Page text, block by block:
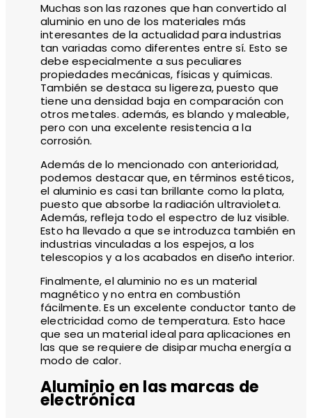
Muchas son las razones que han convertido al
aluminio en uno de los materiales más
interesantes de la actualidad para industrias
tan variadas como diferentes entre sí. Esto se
debe especialmente a sus peculiares
propiedades mecánicas, físicas y químicas.
También se destaca su ligereza, puesto que
tiene una densidad baja en comparación con
otros metales. además, es blando y maleable,
pero con una excelente resistencia a la
corrosión.
Además de lo mencionado con anterioridad,
podemos destacar que, en términos estéticos,
el aluminio es casi tan brillante como la plata,
puesto que absorbe la radiación ultravioleta.
Además, refleja todo el espectro de luz visible.
Esto ha llevado a que se introduzca también en
industrias vinculadas a los espejos, a los
telescopios y a los acabados en diseño interior.
Finalmente, el aluminio no es un material
magnético y no entra en combustión
fácilmente. Es un excelente conductor tanto de
electricidad como de temperatura. Esto hace
que sea un material ideal para aplicaciones en
las que se requiere de disipar mucha energía a
modo de calor.
Aluminio en las marcas de
electrónica